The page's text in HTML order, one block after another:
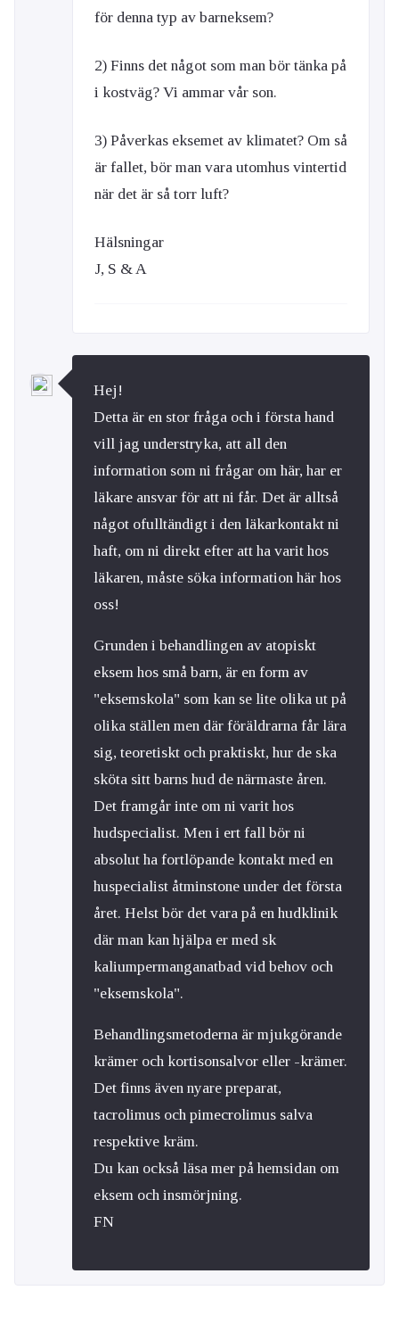
för denna typ av barneksem?
2) Finns det något som man bör tänka på
i kostväg? Vi ammar vår son.
3) Påverkas eksemet av klimatet? Om så
är fallet, bör man vara utomhus vintertid
när det är så torr luft?
Hälsningar
J, S & A
Hej!
Detta är en stor fråga och i första hand
vill jag understryka, att all den
information som ni frågar om här, har er
läkare ansvar för att ni får. Det är alltså
något ofulltändigt i den läkarkontakt ni
haft, om ni direkt efter att ha varit hos
läkaren, måste söka information här hos
oss!
Grunden i behandlingen av atopiskt
eksem hos små barn, är en form av
"eksemskola" som kan se lite olika ut på
olika ställen men där föräldrarna får lära
sig, teoretiskt och praktiskt, hur de ska
sköta sitt barns hud de närmaste åren.
Det framgår inte om ni varit hos
hudspecialist. Men i ert fall bör ni
absolut ha fortlöpande kontakt med en
huspecialist åtminstone under det första
året. Helst bör det vara på en hudklinik
där man kan hjälpa er med sk
kaliumpermanganatbad vid behov och
"eksemskola".
Behandlingsmetoderna är mjukgörande
krämer och kortisonsalvor eller -krämer.
Det finns även nyare preparat,
tacrolimus och pimecrolimus salva
respektive kräm.
Du kan också läsa mer på hemsidan om
eksem och insmörjning.
FN